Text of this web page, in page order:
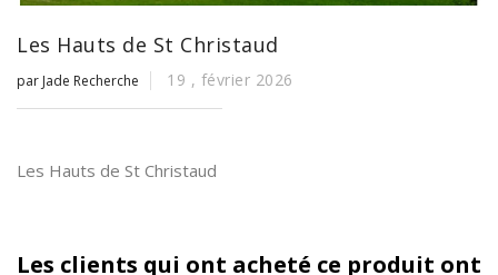
Les Hauts de St Christaud
par Jade Recherche 19 , février 2026
Les Hauts de St Christaud
Les clients qui ont acheté ce produit ont